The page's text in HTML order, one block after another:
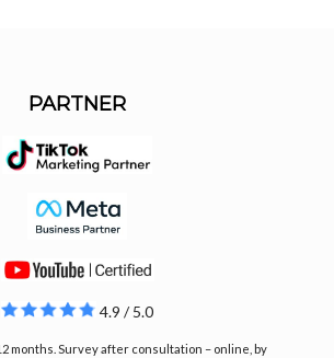
PARTNER
4.9 / 5.0
months. Survey after consultation – online, by